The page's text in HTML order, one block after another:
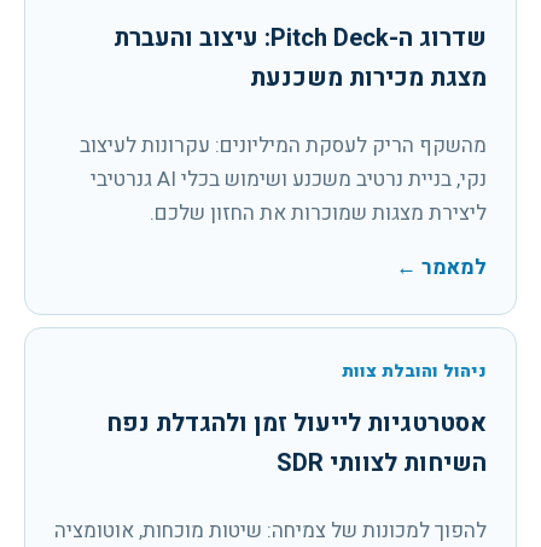
שדרוג ה-Pitch Deck: עיצוב והעברת
מצגת מכירות משכנעת
מהשקף הריק לעסקת המיליונים: עקרונות לעיצוב
נקי, בניית נרטיב משכנע ושימוש בכלי AI גנרטיבי
ליצירת מצגות שמוכרות את החזון שלכם.
למאמר ←
ניהול והובלת צוות
אסטרטגיות לייעול זמן ולהגדלת נפח
השיחות לצוותי SDR
להפוך למכונות של צמיחה: שיטות מוכחות, אוטומציה